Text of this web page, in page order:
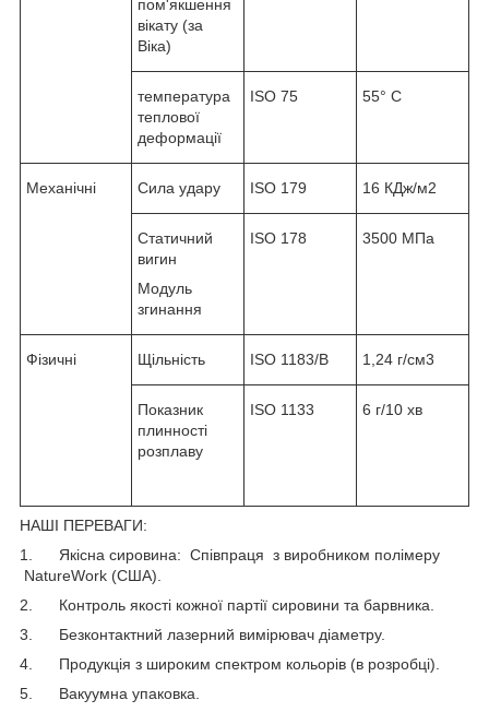
пом'якшення
вікату (за
Віка)
температура
теплової
деформації
ISO 75 55° C
Механічні Сила удару ISO 179 16 КДж/м2
Статичний
вигин
Модуль
згинання
ISO 178 3500 МПа
Фізичні Щільність ISO 1183/B 1,24 г/см3
Показник
плинності
розплаву
ISO 1133 6 г/10 хв
НАШІ ПЕРЕВАГИ:
1. Якісна сировина: Співпраця з виробником полімеру
NatureWork (США).
2. Контроль якості кожної партії сировини та барвника.
3. Безконтактний лазерний вимірювач діаметру.
4. Продукція з широким спектром кольорів (в розробці).
5. Вакуумна упаковка.